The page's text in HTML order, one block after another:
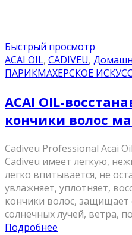
Быстрый просмотр
ACAI OIL, CADIVEU,
ПАРИКМАХЕРСКОЕ
ACAI OIL-
кончики волос
Cadiveu Professional Acai
Cadiveu имеет легкую,
легко впитывается, не
увлажняет, уплотняет,
кончики волос, защищает
солнечных лучей, ветра,
Подробнее